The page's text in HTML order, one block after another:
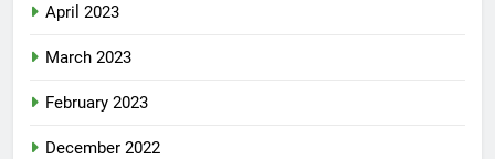
April 2023
March 2023
February 2023
December 2022